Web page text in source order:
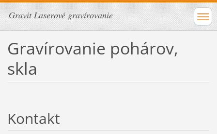
Gravit Laserové gravírovanie
Gravírovanie pohárov,
skla
Kontakt